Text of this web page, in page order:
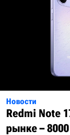
Новости
Redmi Note
рынке –